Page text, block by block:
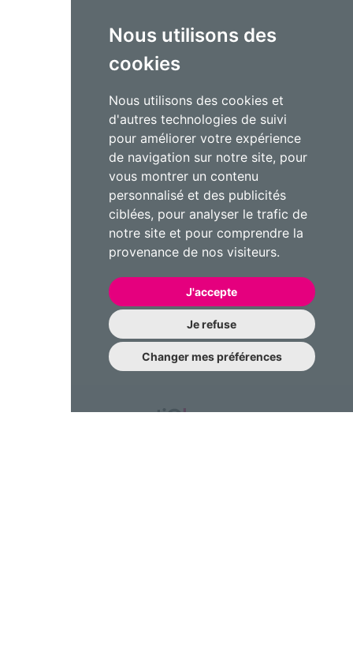
Nous utilisons des
cookies
Nous utilisons des cookies et
d'autres technologies de suivi
pour améliorer votre expérience
de navigation sur notre site, pour
vous montrer un contenu
personnalisé et des publicités
ciblées, pour analyser le trafic de
notre site et pour comprendre la
provenance de nos visiteurs.
J'accepte
Je refuse
Changer mes préférences